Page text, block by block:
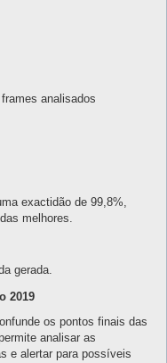
analisados
exactidão de 99,8%,
melhores.
gerada.
2019
os pontos finais das
analisar as
e alertar para possíveis